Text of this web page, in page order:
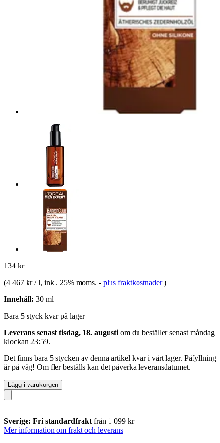
134 kr
(4 467 kr / l, inkl. 25% moms. - plus fraktkostnader )
Innehåll: 30 ml
Bara 5 styck kvar på lager
Leverans senast tisdag, 18. augusti om du beställer senast måndag
klockan 23:59.
Det finns bara 5 stycken av denna artikel kvar i vårt lager. Påfyllning
är på väg! Om fler beställs kan det påverka leveransdatumet.
Lägg i varukorgen
Sverige: Fri standardfrakt från 1 099 kr
Mer information om frakt och leverans